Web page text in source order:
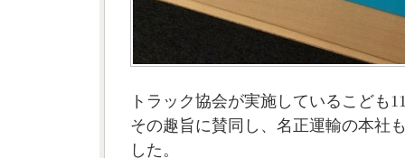
トラック協会が実施しているこども
その趣旨に賛同し、名正運輸の本社
した。